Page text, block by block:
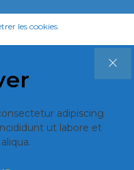
les cookies.
adipiscing
ut labore et